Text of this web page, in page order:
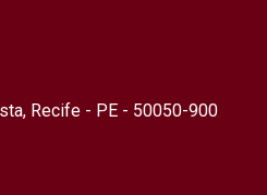
Recife - PE - 50050-900